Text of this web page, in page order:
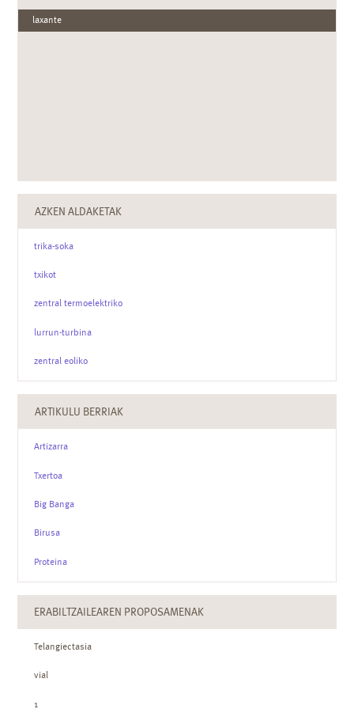
laxante
AZKEN ALDAKETAK
trika-soka
txikot
zentral termoelektriko
lurrun-turbina
zentral eoliko
ARTIKULU BERRIAK
Artizarra
Txertoa
Big Banga
Birusa
Proteina
ERABILTZAILEAREN PROPOSAMENAK
Telangiectasia
vial
1